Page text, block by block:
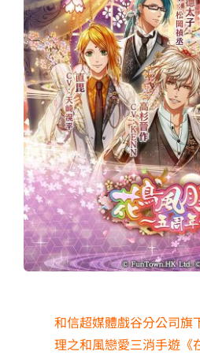
和信超媒體戲谷分公司旗
理之和風戀愛三消手遊《